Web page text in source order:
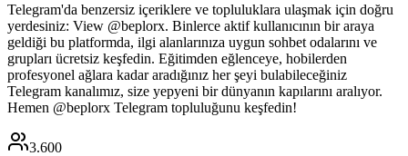
Telegram'da benzersiz içeriklere ve topluluklara ulaşmak için doğru
yerdesiniz: View @beplorx. Binlerce aktif kullanıcının bir araya
geldiği bu platformda, ilgi alanlarınıza uygun sohbet odalarını ve
grupları ücretsiz keşfedin. Eğitimden eğlenceye, hobilerden
profesyonel ağlara kadar aradığınız her şeyi bulabileceğiniz
Telegram kanalımız, size yepyeni bir dünyanın kapılarını aralıyor.
Hemen @beplorx Telegram topluluğunu keşfedin!
3.600